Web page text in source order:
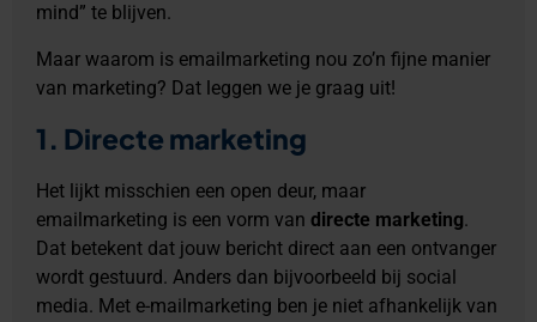
mind” te blijven.
Maar waarom is emailmarketing nou zo’n fijne manier
van marketing? Dat leggen we je graag uit!
1. Directe marketing
Het lijkt misschien een open deur, maar
emailmarketing is een vorm van directe marketing.
Dat betekent dat jouw bericht direct aan een ontvanger
wordt gestuurd. Anders dan bijvoorbeeld bij social
media. Met e-mailmarketing ben je niet afhankelijk van